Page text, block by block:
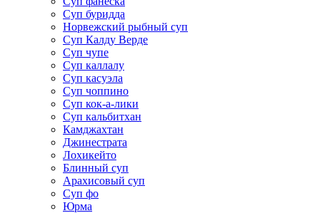
Суп буридда
Норвежский рыбный суп
Суп Калду Верде
Суп чупе
Суп каллалу
Суп касуэла
Суп чоппино
Суп кок-а-лики
Суп кальбитхан
Камджахтан
Джинестрата
Лохикейто
Блинный суп
Арахисовый суп
Суп фо
Юрма